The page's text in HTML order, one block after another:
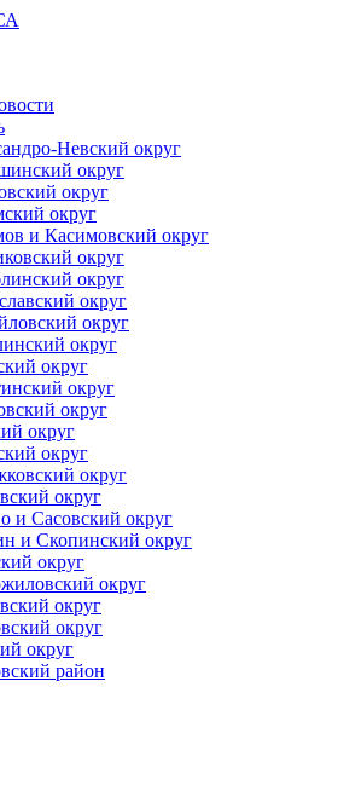
Невский округ
округ
округ
округ
и Касимовский округ
округ
округ
округ
округ
округ
округ
округ
округ
округ
округ
округ
округ
и Сасовский округ
и Скопинский округ
округ
округ
округ
округ
округ
район